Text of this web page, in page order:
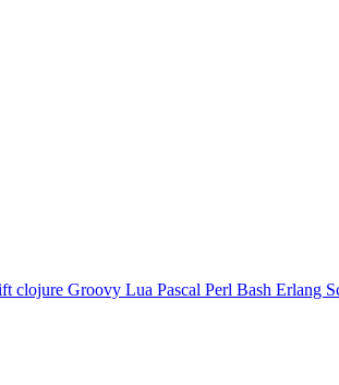
clojure Groovy Lua Pascal Perl Bash Erlang